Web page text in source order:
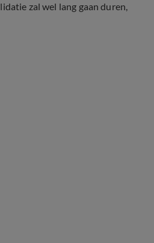
zal wel lang gaan duren,